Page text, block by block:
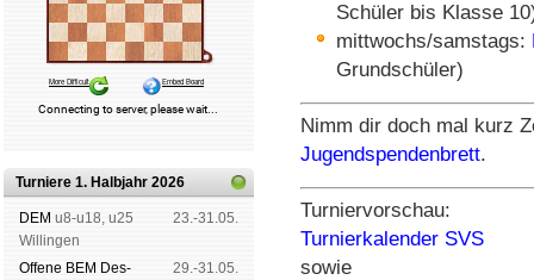
Turniere 1. Halbjahr 2026
DEM u8-u18, u25
Wil­lin­gen
23.-31.05.
Offene BEM Des­
29.-31.05.
Schüler bis Klasse
mittwochs/samstags:
Grundschüler)
Nimm dir doch mal kurz
Jugendspendenbrett.
Turniervorschau:
Turnierkalender SVS
sowie